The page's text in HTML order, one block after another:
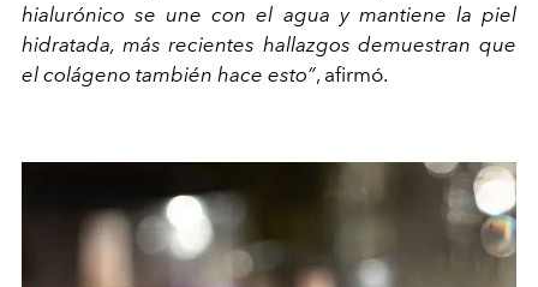
hialurónico se une con el agua y mantiene la piel
hidratada, más recientes hallazgos demuestran que
el colágeno también hace esto”, afirmó.